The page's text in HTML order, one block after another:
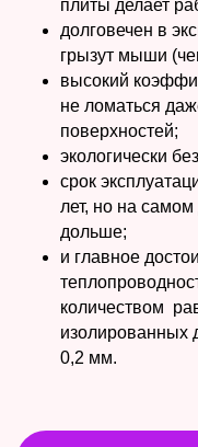
плиты делает
долговечен в
грызут мыши
высокий
не ломаться
поверхностей;
экологически
срок
лет, но на самом
дольше;
и главное
количеством
изолированных
0,2 мм.